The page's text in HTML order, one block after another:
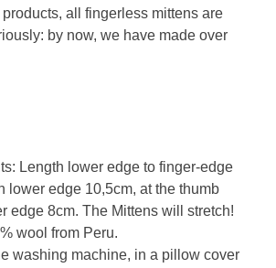
all fingerless mittens are
by now, we have made over
Length lower edge to finger-edge
lower edge 10,5cm, at the thumb
edge 8cm. The Mittens will stretch!
wool from Peru.
washing machine, in a pillow cover